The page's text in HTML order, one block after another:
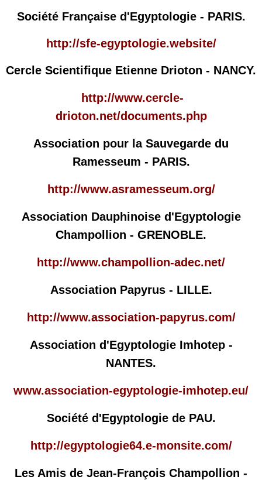
Société Française d'Egyptologie - PARIS.
http://sfe-egyptologie.website/
Cercle Scientifique Etienne Drioton - NANCY.
http://www.cercle-
drioton.net/documents.php
Association pour la Sauvegarde du
Ramesseum - PARIS.
http://www.asramesseum.org/
Association Dauphinoise d'Egyptologie
Champollion - GRENOBLE.
http://www.champollion-adec.net/
Association Papyrus - LILLE.
http://www.association-papyrus.com/
Association d'Egyptologie Imhotep -
NANTES.
www.association-egyptologie-imhotep.eu/
Société d'Egyptologie de PAU.
http://egyptologie64.e-monsite.com/
Les Amis de Jean-François Champollion -